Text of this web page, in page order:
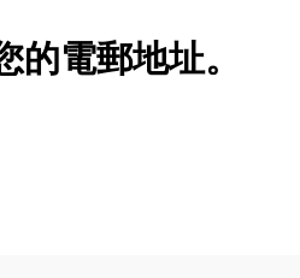
的電郵地址。